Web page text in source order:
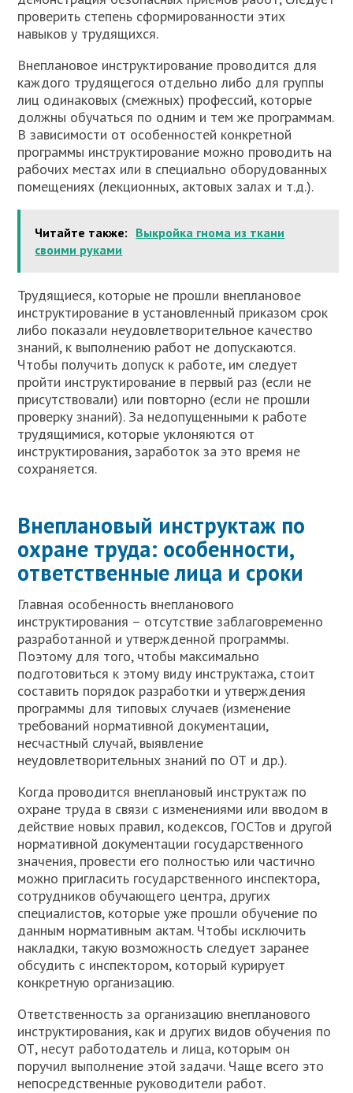
проверить степень сформированности этих
навыков у трудящихся.
Внеплановое инструктирование проводится для
каждого трудящегося отдельно либо для группы
лиц одинаковых (смежных) профессий, которые
должны обучаться по одним и тем же программам.
В зависимости от особенностей конкретной
программы инструктирование можно проводить на
рабочих местах или в специально оборудованных
помещениях (лекционных, актовых залах и т.д.).
Читайте также: Выкройка гнома из ткани
своими руками
Трудящиеся, которые не прошли внеплановое
инструктирование в установленный приказом срок
либо показали неудовлетворительное качество
знаний, к выполнению работ не допускаются.
Чтобы получить допуск к работе, им следует
пройти инструктирование в первый раз (если не
присутствовали) или повторно (если не прошли
проверку знаний). За недопущенными к работе
трудящимися, которые уклоняются от
инструктирования, заработок за это время не
сохраняется.
Внеплановый инструктаж по
охране труда: особенности,
ответственные лица и сроки
Главная особенность внепланового
инструктирования – отсутствие заблаговременно
разработанной и утвержденной программы.
Поэтому для того, чтобы максимально
подготовиться к этому виду инструктажа, стоит
составить порядок разработки и утверждения
программы для типовых случаев (изменение
требований нормативной документации,
несчастный случай, выявление
неудовлетворительных знаний по ОТ и др.).
Когда проводится внеплановый инструктаж по
охране труда в связи с изменениями или вводом в
действие новых правил, кодексов, ГОСТов и другой
нормативной документации государственного
значения, провести его полностью или частично
можно пригласить государственного инспектора,
сотрудников обучающего центра, других
специалистов, которые уже прошли обучение по
данным нормативным актам. Чтобы исключить
накладки, такую возможность следует заранее
обсудить с инспектором, который курирует
конкретную организацию.
Ответственность за организацию внепланового
инструктирования, как и других видов обучения по
ОТ, несут работодатель и лица, которым он
поручил выполнение этой задачи. Чаще всего это
непосредственные руководители работ.